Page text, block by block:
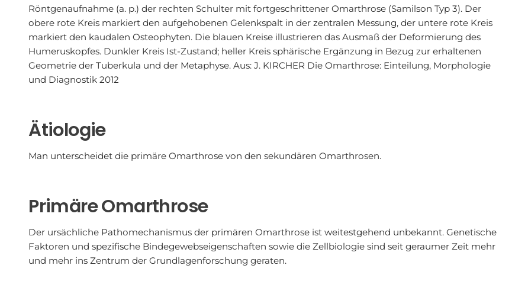
Röntgenaufnahme (a. p.) der rechten Schulter mit fortgeschrittener Omarthrose (Samilson Typ 3). Der
obere rote Kreis markiert den aufgehobenen Gelenkspalt in der zentralen Messung, der untere rote Kreis
markiert den kaudalen Osteophyten. Die blauen Kreise illustrieren das Ausmaß der Deformierung des
Humeruskopfes. Dunkler Kreis Ist-Zustand; heller Kreis sphärische Ergänzung in Bezug zur erhaltenen
Geometrie der Tuberkula und der Metaphyse. Aus: J. KIRCHER Die Omarthrose: Einteilung, Morphologie
und Diagnostik 2012
Ätiologie
Man unterscheidet die primäre Omarthrose von den sekundären Omarthrosen.
Primäre Omarthrose
Der ursächliche Pathomechanismus der primären Omarthrose ist weitestgehend unbekannt. Genetische
Faktoren und spezifische Bindegewebseigenschaften sowie die Zellbiologie sind seit geraumer Zeit mehr
und mehr ins Zentrum der Grundlagenforschung geraten.